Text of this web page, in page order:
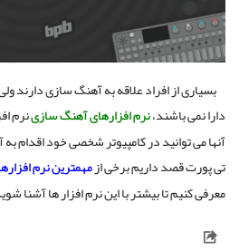
بسیاری از افراد علاقه به آهنگ سازی دارند
دارا نمی باشند،نرم افزارهای آهنگ سازینرم‌
آنها می توانید در کامپیوتر شخصی خود اقدام
تی پورت قصد داریم برخی ازمهمتریننرم
معرفی کنیم تا بیشتر با این نرم افزار ها آشنا